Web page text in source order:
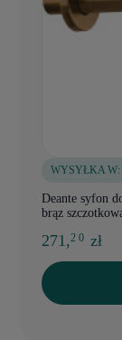
WYSYŁKA W:
Deante syfon
brąz
271,2 0 zł